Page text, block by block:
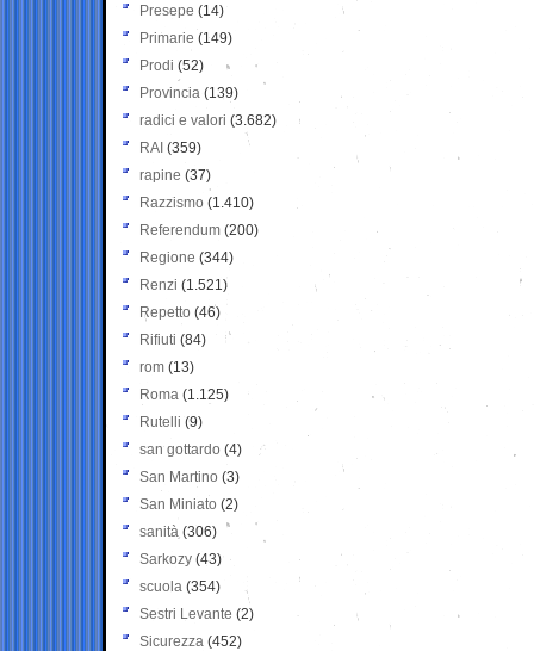
Presepe (14)
Primarie (149)
Prodi (52)
Provincia (139)
radici e valori (3.682)
RAI (359)
rapine (37)
Razzismo (1.410)
Referendum (200)
Regione (344)
Renzi (1.521)
Repetto (46)
Rifiuti (84)
rom (13)
Roma (1.125)
Rutelli (9)
san gottardo (4)
San Martino (3)
San Miniato (2)
sanità (306)
Sarkozy (43)
scuola (354)
Sestri Levante (2)
Sicurezza (452)